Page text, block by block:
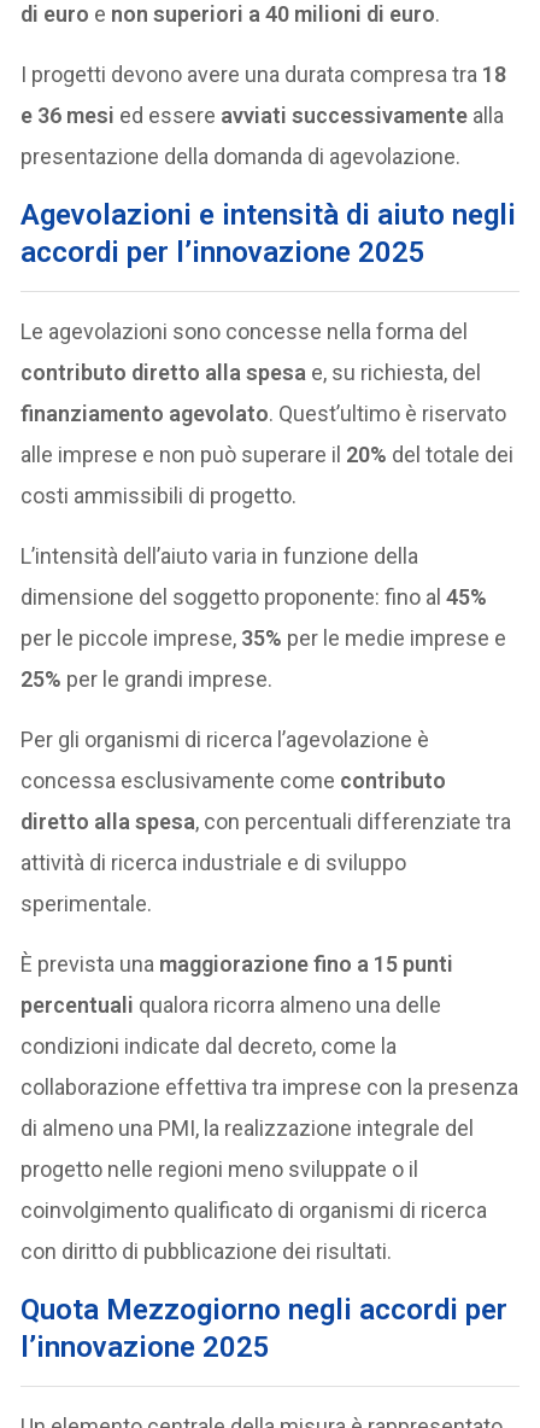
di euro e non superiori a 40 milioni di euro.
I progetti devono avere una durata compresa tra 18
e 36 mesi ed essere avviati successivamente alla
presentazione della domanda di agevolazione.
Agevolazioni e intensità di aiuto negli
accordi per l’innovazione 2025
Le agevolazioni sono concesse nella forma del
contributo diretto alla spesa e, su richiesta, del
finanziamento agevolato. Quest’ultimo è riservato
alle imprese e non può superare il 20% del totale dei
costi ammissibili di progetto.
L’intensità dell’aiuto varia in funzione della
dimensione del soggetto proponente: fino al45%
per le piccole imprese, 35% per le medie imprese e
25% per le grandi imprese.
Per gli organismi di ricerca l’agevolazione è
concessa esclusivamente come contributo
diretto alla spesa, con percentuali differenziate tra
attività di ricerca industriale e di sviluppo
sperimentale.
È prevista una maggiorazione fino a 15 punti
percentuali qualora ricorra almeno una delle
condizioni indicate dal decreto, come la
collaborazione effettiva tra imprese con la presenza
di almeno una PMI, la realizzazione integrale del
progetto nelle regioni meno sviluppate o il
coinvolgimento qualificato di organismi di ricerca
con diritto di pubblicazione dei risultati.
Quota Mezzogiorno negli accordi per
l’innovazione 2025